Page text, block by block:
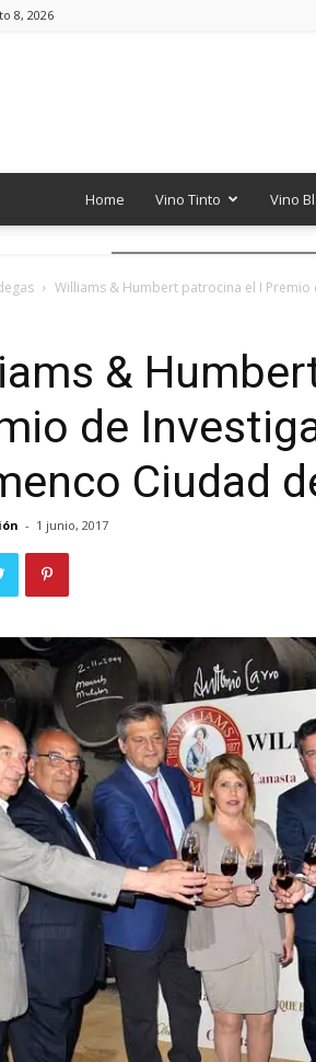
8, 2026
Home Vino Tinto Vino
Williams & Humbert patrocina el I
&
de
Ciudad
- 1 junio, 2017